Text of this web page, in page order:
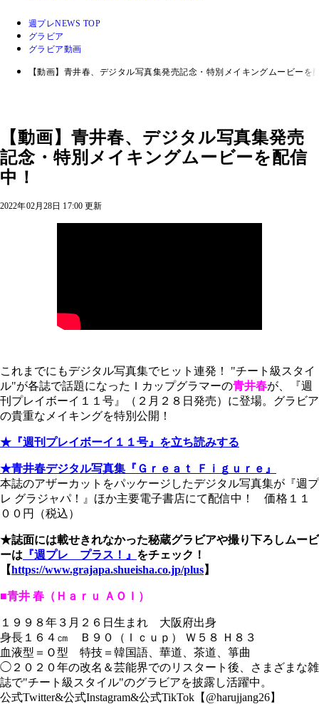
週プレNEWS TOP
グラビア
グラビア動画
【動画】青井春、デジタル写真集発売記念・特別メイキングムービーを
【動画】青井春、デジタル写真集発売
記念・特別メイキングムービーを配信
中！
2022年02月28日 17:00 更新
これまでにもデジタル写真集でヒット連発！ "チート級スタイ
ル"が各誌で話題になったＩカップグラマーの青井春が、『週
刊プレイボーイ１１号』（２月２８日発売）に登場。グラビア
の貴重なメイキングを特別公開！
★『週刊プレイボーイ１１号』を立ち読みする
★青井春デジタル写真集『Ｇｒｅａｔ Ｆｉｇｕｒｅ』
本誌のアザーカットをパッケージしたデジタル写真集が『週プ
レ グラジャパ！』ほか主要電子書店にて配信中！ 価格１１
００円（税込）
★誌面には載せきれなかった秘蔵グラビアや撮り下ろしムービ
ーは 『週プレ プラス！』 をチェック！
【https://www.grajapa.shueisha.co.jp/plus】
■青井 春（Ｈａｒｕ ＡＯＩ）
１９９８年３月２６日生まれ 大阪府出身
身長１６４㎝ Ｂ９０（Ｉｃｕｐ） Ｗ５８ Ｈ８３
血液型＝Ｏ型 特技＝韓国語、華道、茶道、箏曲
◯２０２０年の改名＆芸能界でのリスタート後、さまざまな雑
誌で"チート級スタイル"のグラビアを披露し活躍中。
公式Twitter&公式Instagram&公式TikTok【@harujjang26】